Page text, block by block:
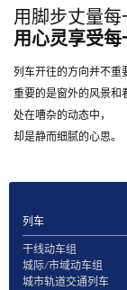
用脚步丈量每
用心灵享受
列车开往的方向并不重
重要的是窗外的风景和
处在嘈杂的动态中，
却是静而细腻的心思。
列车
干线动车组
城际/市域动车组
城市轨道交通列车